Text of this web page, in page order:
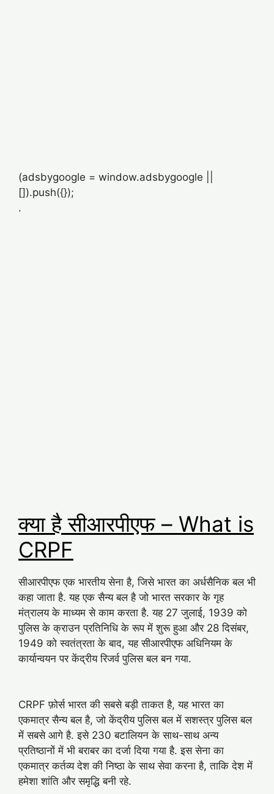
(adsbygoogle = window.adsbygoogle ||
[]).push({});
.
क्या है सीआरपीएफ – What is
CRPF
सीआरपीएफ एक भारतीय सेना है, जिसे भारत का अर्धसैनिक बल भी
कहा जाता है. यह एक सैन्य बल है जो भारत सरकार के गृह
मंत्रालय के माध्यम से काम करता है. यह 27 जुलाई, 1939 को
पुलिस के क्राउन प्रतिनिधि के रूप में शुरू हुआ और 28 दिसंबर,
1949 को स्वतंत्रता के बाद, यह सीआरपीएफ अधिनियम के
कार्यान्वयन पर केंद्रीय रिजर्व पुलिस बल बन गया.
CRPF फ़ोर्स भारत की सबसे बड़ी ताकत है, यह भारत का
एकमात्र सैन्य बल है, जो केंद्रीय पुलिस बल में सशस्त्र पुलिस बल
में सबसे आगे है. इसे 230 बटालियन के साथ-साथ अन्य
प्रतिष्ठानों में भी बराबर का दर्जा दिया गया है. इस सेना का
एकमात्र कर्तव्य देश की निष्ठा के साथ सेवा करना है, ताकि देश में
हमेशा शांति और समृद्धि बनी रहे.